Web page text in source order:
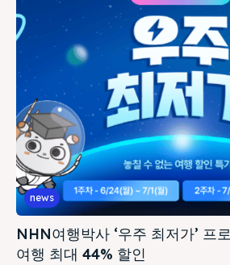
news
NHN여행박사 ‘우주 최저가’ 프
여행 최대 44% 할인